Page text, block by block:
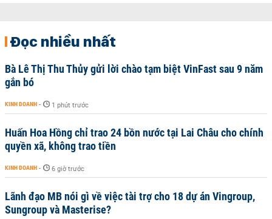
Đọc nhiều nhất
Bà Lê Thị Thu Thủy gửi lời chào tạm biệt VinFast sau 9 năm
gắn bó
KINH DOANH - 1 phút trước
Huấn Hoa Hồng chỉ trao 24 bồn nước tại Lai Châu cho chính
quyền xã, không trao tiền
KINH DOANH - 6 giờ trước
Lãnh đạo MB nói gì về việc tài trợ cho 18 dự án Vingroup,
Sungroup và Masterise?